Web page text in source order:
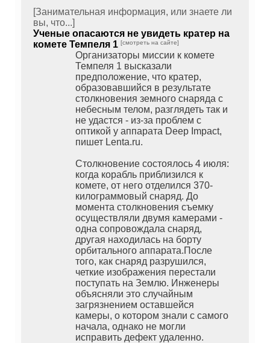
[Занимательная информация, или знаете ли
вы, что...]
Ученые опасаются не увидеть кратер на
комете Темпеля 1 [смотреть на сайте]
Организаторы миссии к комете
Темпеля 1 высказали
предположение, что кратер,
образовавшийся в результате
столкновения земного снаряда с
небесным телом, разглядеть так и
не удастся - из-за проблем с
оптикой у аппарата Deep Impact,
пишет Lenta.ru.
Столкновение состоялось 4 июля:
когда корабль приблизился к
комете, от него отделился 370-
килограммовый снаряд. До
момента столкновения съемку
осуществляли двумя камерами -
одна сопровождала снаряд,
другая находилась на борту
орбитального аппарата.После
того, как снаряд разрушился,
четкие изображения перестали
поступать на Землю. Инженеры
объясняли это случайным
загрязнением оставшейся
камеры, о котором знали с самого
начала, однако не могли
исправить дефект удаленно.